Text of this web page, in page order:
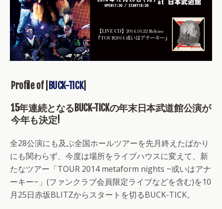
Profile of | BUCK-TICK|
15年連続となるBUCK-TICKの年末日本武道館公演が
今年も決定!
全28公演にも及ぶ全国ホールツアーを先月終えたばかり
にも関わらず、今度は場所をライブハウスに変えて、新
たなツアー「TOUR 2014 metaform nights ~或いはアナ
ーキー~」(ファンクラブ会員限定ライブなどを含む)を10
月25日赤坂BLITZからスタートを切るBUCK-TICK。